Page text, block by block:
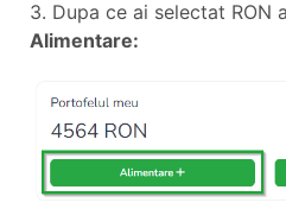
3. Dupa ce ai selectat RON
Alimentare: